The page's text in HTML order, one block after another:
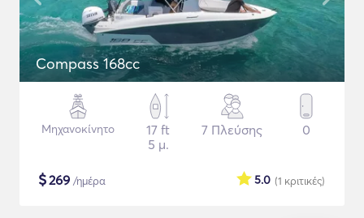
Compass 168cc
Μηχανοκίνητο
17 ft
5 μ.
7 Πλεύσης 0
$269 /ημέρα (1 κριτικές)
5.0